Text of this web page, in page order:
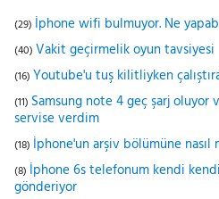
(29) İphone wifi bulmuyor. Ne
(40) Vakit geçirmelik oyun tavsiyesi
(16) Youtube'u tuş kilitliyken
(11) Samsung note 4 geç şarj
servise verdim
(18) İphone'un arşiv bölümüne
(8) İphone 6s telefonum kendi
gönderiyor